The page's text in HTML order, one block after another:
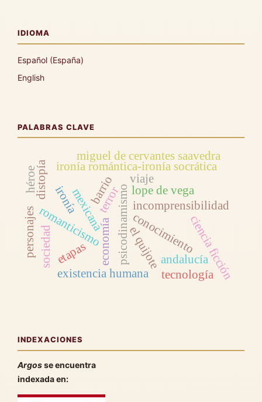
IDIOMA
Español (España)
English
PALABRAS CLAVE
economía
incomprensibilidad
psicodinamismo
terror
romanticismo
mexicanabarrio
existencia humana
conocimiento
ironía romántica-ironía socrática
ironía
ciencia ficción
miguel de cervantes saavedra
el quijoteandalucía
distopía lope de vega
sociedad etapas
personajes
viaje
héroe
tecnología
INDEXACIONES
Argosse encuentra
indexada en: